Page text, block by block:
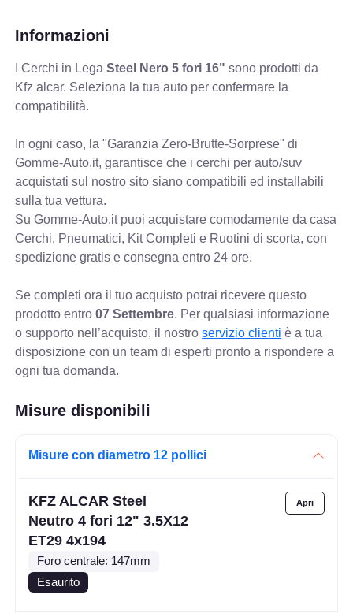
Informazioni
I Cerchi in LegaSteel Nero 5 fori 16" sono prodotti da
Kfz alcar. Seleziona la tua auto per confermare la
compatibilità.
In ogni caso, la "Garanzia Zero-Brutte-Sorprese" di
Gomme-Auto.it, garantisce che i cerchi per auto/suv
acquistati sul nostro sito siano compatibili ed installabili
sulla tua vettura.
Su Gomme-Auto.it puoi acquistare comodamente da casa
Cerchi, Pneumatici, Kit Completi e Ruotini di scorta, con
spedizione gratis e consegna entro 24 ore.
Se completi ora il tuo acquisto potrai ricevere questo
prodotto entro07 Settembre. Per qualsiasi informazione
o supporto nell’acquisto, il nostroservizio clienti è a tua
disposizione con un team di esperti pronto a rispondere a
ogni tua domanda.
Misure disponibili
Misure con diametro 12 pollici
KFZ ALCAR Steel
Neutro 4 fori 12" 3.5X12
ET29 4x194
Foro centrale: 147mm
Esaurito